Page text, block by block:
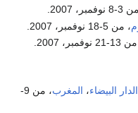
2007.
، من 5-18 نوفمبر، 2007.
من 13-21 نوفمبر، 2007.
الدار البيضاء، المغرب
، من 9-